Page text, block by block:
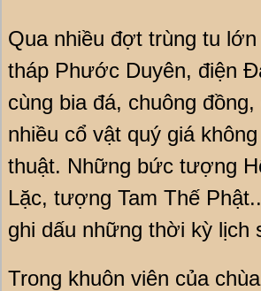
Qua nhiều đợt trùng tu
tháp Phước Duyên, điện
cùng bia đá, chuông
nhiều cổ vật quý giá
thuật. Những bức tượng
Lặc, tượng Tam Thế
ghi dấu những thời kỳ lịch
Trong khuôn viên của